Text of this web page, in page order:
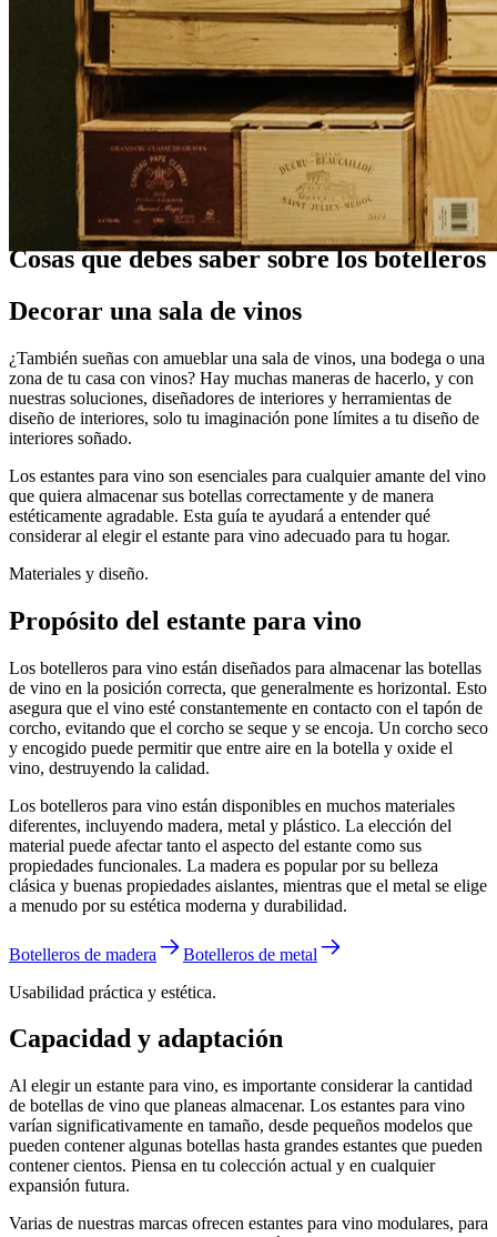
Cosas que debes saber sobre los botelleros
Decorar una sala de vinos
¿También sueñas con amueblar una sala de vinos, una bodega o una
zona de tu casa con vinos? Hay muchas maneras de hacerlo, y con
nuestras soluciones, diseñadores de interiores y herramientas de
diseño de interiores, solo tu imaginación pone límites a tu diseño de
interiores soñado.
Los estantes para vino son esenciales para cualquier amante del vino
que quiera almacenar sus botellas correctamente y de manera
estéticamente agradable. Esta guía te ayudará a entender qué
considerar al elegir el estante para vino adecuado para tu hogar.
Materiales y diseño.
Propósito del estante para vino
Los botelleros para vino están diseñados para almacenar las botellas
de vino en la posición correcta, que generalmente es horizontal. Esto
asegura que el vino esté constantemente en contacto con el tapón de
corcho, evitando que el corcho se seque y se encoja. Un corcho seco
y encogido puede permitir que entre aire en la botella y oxide el
vino, destruyendo la calidad.
Los botelleros para vino están disponibles en muchos materiales
diferentes, incluyendo madera, metal y plástico. La elección del
material puede afectar tanto el aspecto del estante como sus
propiedades funcionales. La madera es popular por su belleza
clásica y buenas propiedades aislantes, mientras que el metal se elige
a menudo por su estética moderna y durabilidad.
Botelleros de madera
Botelleros de metal
Usabilidad práctica y estética.
Capacidad y adaptación
Al elegir un estante para vino, es importante considerar la cantidad
de botellas de vino que planeas almacenar. Los estantes para vino
varían significativamente en tamaño, desde pequeños modelos que
pueden contener algunas botellas hasta grandes estantes que pueden
contener cientos. Piensa en tu colección actual y en cualquier
expansión futura.
Varias de nuestras marcas ofrecen estantes para vino modulares, para